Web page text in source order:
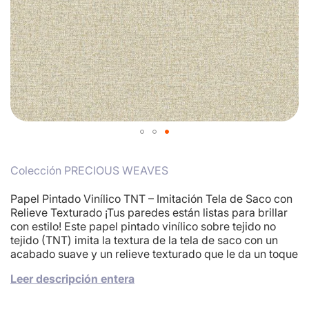
the
of
the
images
gallery
Colección PRECIOUS WEAVES
Papel Pintado Vinílico TNT – Imitación Tela de Saco con
Relieve Texturado ¡Tus paredes están listas para brillar
con estilo! Este papel pintado vinílico sobre tejido no
tejido (TNT) imita la textura de la tela de saco con un
acabado suave y un relieve texturado que le da un toque
cálidos, modernos y llenos de personalidad. Medidas del
Leer descripción entera